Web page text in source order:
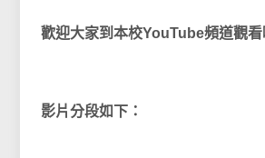
歡迎大家到本校YouTube頻道觀
影片分段如下：